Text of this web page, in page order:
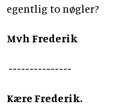
egentlig to nøgler?
Mvh Frederik
---------------
Kære Frederik.